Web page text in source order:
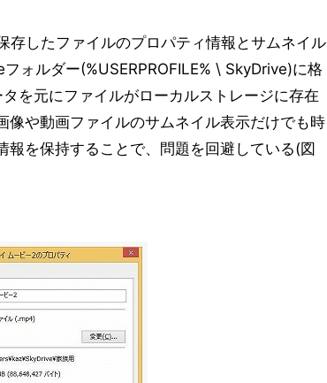
したファイルのプロパティ情報とサムネイル
ォルダー(%USERPROFILE% \ SkyDrive)に格
を元にファイルがローカルストレージに存在
や動画ファイルのサムネイル表示だけでも時
を保持することで、問題を回避している(図